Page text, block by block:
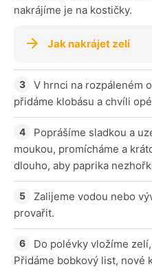
nakrájíme je na kostičky.
Jak nakrájet zelí
V hrnci na rozpáleném
přidáme klobásu a chvíli
Poprášíme sladkou a
moukou, promícháme a
dlouho, aby paprika
Zalijeme vodou nebo
provařit.
Do polévky vložíme
Přidáme bobkový list, nové